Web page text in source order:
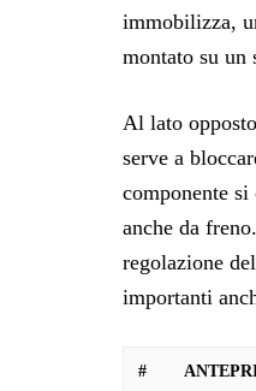
immobilizza,
montato su un
Al lato
serve a
componente
anche da
regolazione
importanti
#